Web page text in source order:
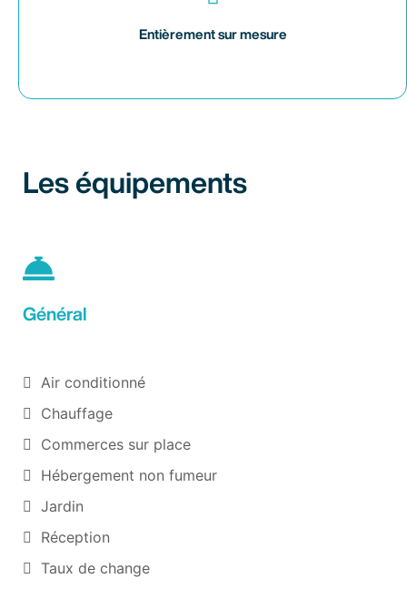
Entièrement sur mesure
Les équipements
Général
Air conditionné
Chauffage
Commerces sur place
Hébergement non fumeur
Jardin
Réception
Taux de change